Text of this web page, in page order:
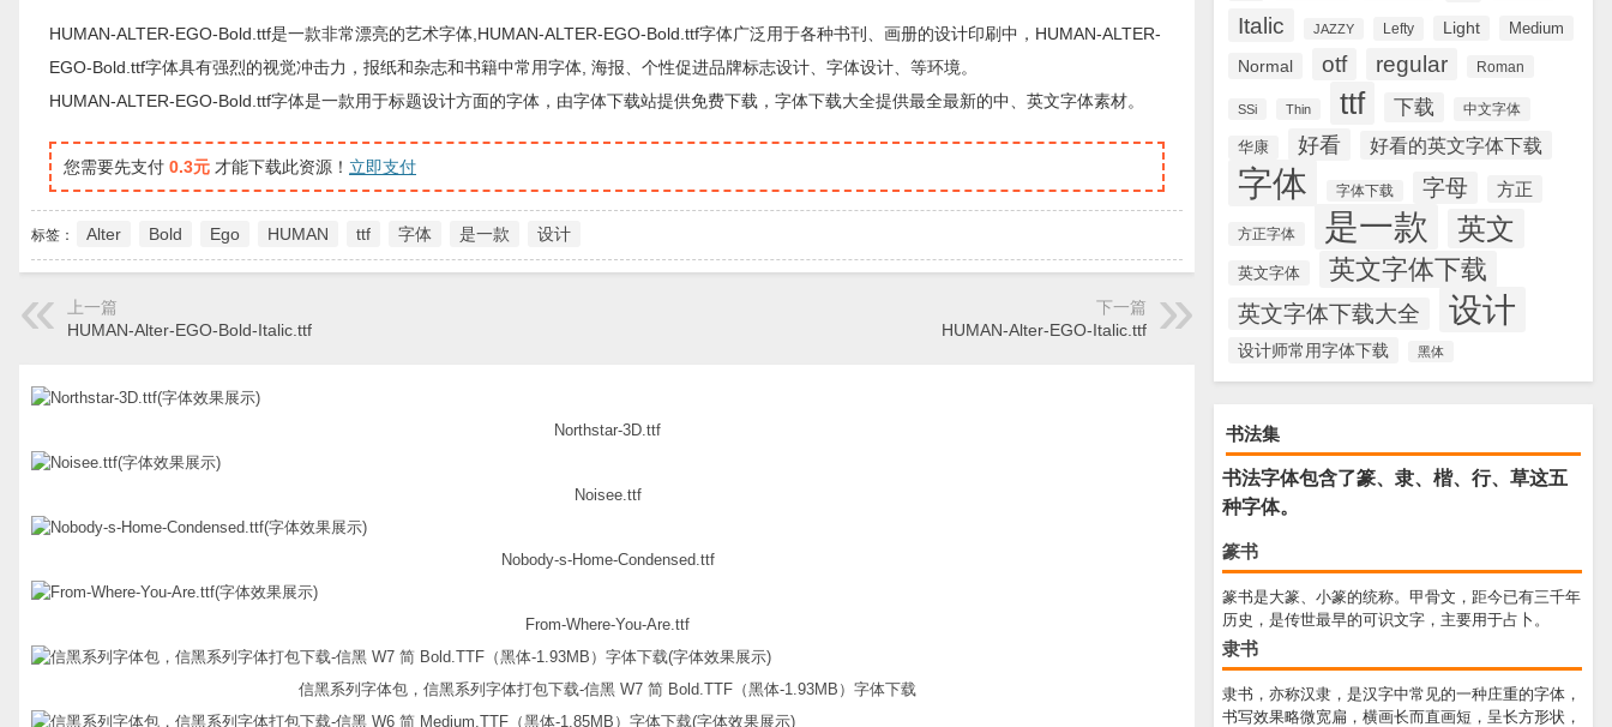
Italic JAZZY Lefty Light Medium
Normal otf regular Roman
SSi Thin ttf 下载 中文字体
华康 好看 好看的英文字体下载
字体 字体下载 字母 方正
方正字体 是一款 英文
英文字体 英文字体下载
英文字体下载大全 设计
设计师常用字体下载 黑体
书法集
书法字体包含了篆、隶、楷、行、草这五
种字体。
篆书
篆书是大篆、小篆的统称。甲骨文，距今已有三千年
历史，是传世最早的可识文字，主要用于占卜。
隶书
隶书，亦称汉隶，是汉字中常见的一种庄重的字体，
书写效果略微宽扁，横画长而直画短，呈长方形状，
HUMAN-ALTER-EGO-Bold.ttf是一款非常漂亮的艺术字体,HUMAN-ALTER-EGO-Bold.ttf字体广泛用于各种书刊、画册的设计印刷中，HUMAN-ALTER-
EGO-Bold.ttf字体具有强烈的视觉冲击力，报纸和杂志和书籍中常用字体, 海报、个性促进品牌标志设计、字体设计、等环境。
HUMAN-ALTER-EGO-Bold.ttf字体是一款用于标题设计方面的字体，由字体下载站提供免费下载，字体下载大全提供最全最新的中、英文字体素材。
您需要先支付 0.3元 才能下载此资源！ 立即支付
标签： Alter Bold Ego HUMAN ttf 字体 是一款 设计
上一篇
HUMAN-Alter-EGO-Bold-Italic.ttf
下一篇
HUMAN-Alter-EGO-Italic.ttf
Northstar-3D.ttf
Noisee.ttf
Nobody-s-Home-Condensed.ttf
From-Where-You-Are.ttf
信黑系列字体包，信黑系列字体打包下载-信黑 W7 简 Bold.TTF（黑体-1.93MB）字体下载